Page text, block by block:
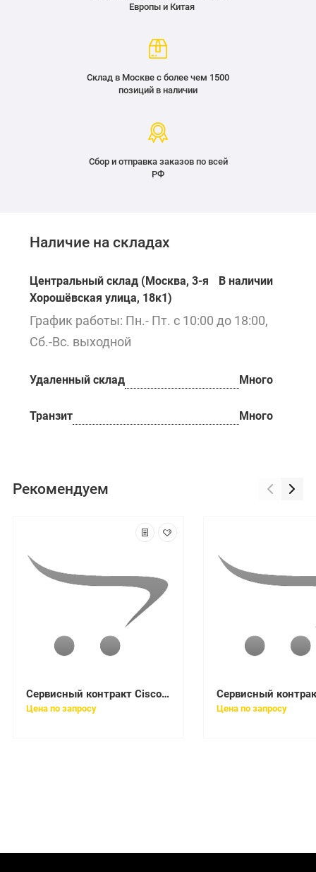
Европы и Китая
Склад в Москве с более чем 1500
позиций в наличии
Сбор и отправка заказов по всей
РФ
Наличие на складах
Центральный склад (Москва, 3-я
Хорошёвская улица, 18к1)
В наличии
График работы: Пн.- Пт. с 10:00 до 18:00,
Сб.-Вс. выходной
Удаленный склад Много
Транзит Много
Рекомендуем
Сервисный контракт Cisco CON-SNT-WS296X48
Цена по запросу Цена по запросу